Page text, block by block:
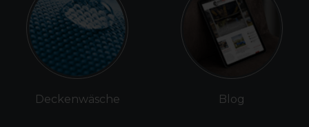
Deckenwäsche Blog